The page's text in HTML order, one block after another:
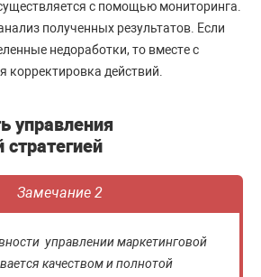
с помощью мониторинга.
полученных результатов. Если
недоработки, то вместе с
корректировка действий.
управления
стратегией
Замечание 2
управлении маркетинговой
качеством и полнотой